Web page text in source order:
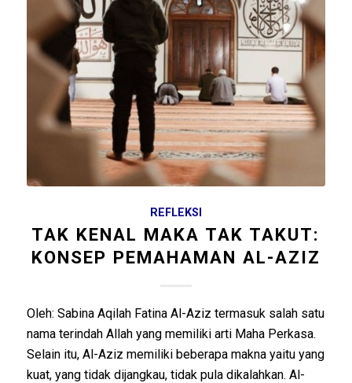
REFLEKSI
TAK KENAL MAKA TAK TAKUT:
KONSEP PEMAHAMAN AL-AZIZ
Oleh: Sabina Aqilah Fatina Al-Aziz termasuk salah satu
nama terindah Allah yang memiliki arti Maha Perkasa.
Selain itu, Al-Aziz memiliki beberapa makna yaitu yang
kuat, yang tidak dijangkau, tidak pula dikalahkan. Al-